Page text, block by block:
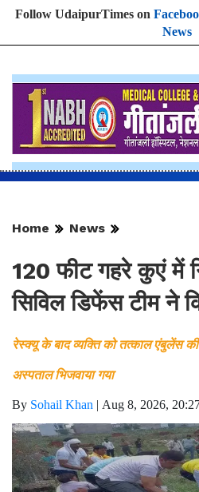
Follow UdaipurTimes on
News
Home News
120 फीट गहरे कुएं में
सिविल डिफेंस टीम ने
रेस्क्यू के बाद व्यक्ति को तत्काल एंबुलेंस
अस्पताल भिजवाया गया
By Sohail Khan | Aug 8, 2026,